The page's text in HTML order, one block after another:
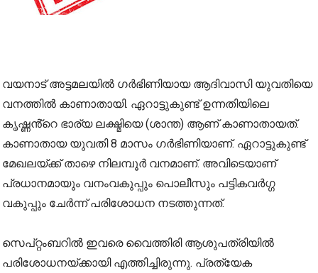
വയനാട് അട്ടമലയിൽ ഗർഭിണിയായ ആദിവാസി യുവതിയെ
വനത്തിൽ കാണാതായി. ഏറാട്ടുകുണ്ട് ഉന്നതിയിലെ
കൃഷ്ണൻ്റെ ഭാര്യ ലക്ഷ്മിയെ (ശാന്ത) ആണ് കാണാതായത്.
കാണാതായ യുവതി 8 മാസം ഗർഭിണിയാണ്. ഏറാട്ടുകുണ്ട്
മേഖലയ്ക്ക് താഴെ നിലമ്പൂർ വനമാണ്. അവിടെയാണ്
പ്രധാനമായും വനംവകുപ്പും പൊലീസും പട്ടികവർഗ്ഗ
വകുപ്പും ചേർന്ന് പരിശോധന നടത്തുന്നത്.
സെപ്റ്റംബറിൽ ഇവരെ വൈത്തിരി ആശുപത്രിയിൽ
പരിശോധനയ്ക്കായി എത്തിച്ചിരുന്നു. പ്രത്യേക